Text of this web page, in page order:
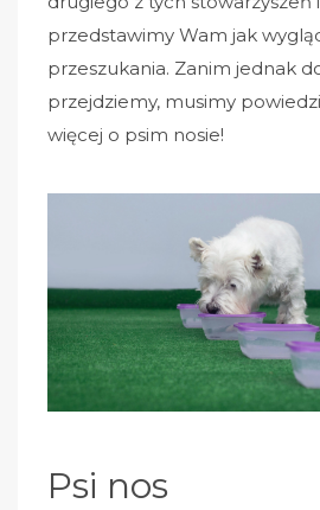
przedstawimy Wam jak
przeszukania. Zanim jednak
przejdziemy, musimy
więcej o psim nosie!
Psi nos